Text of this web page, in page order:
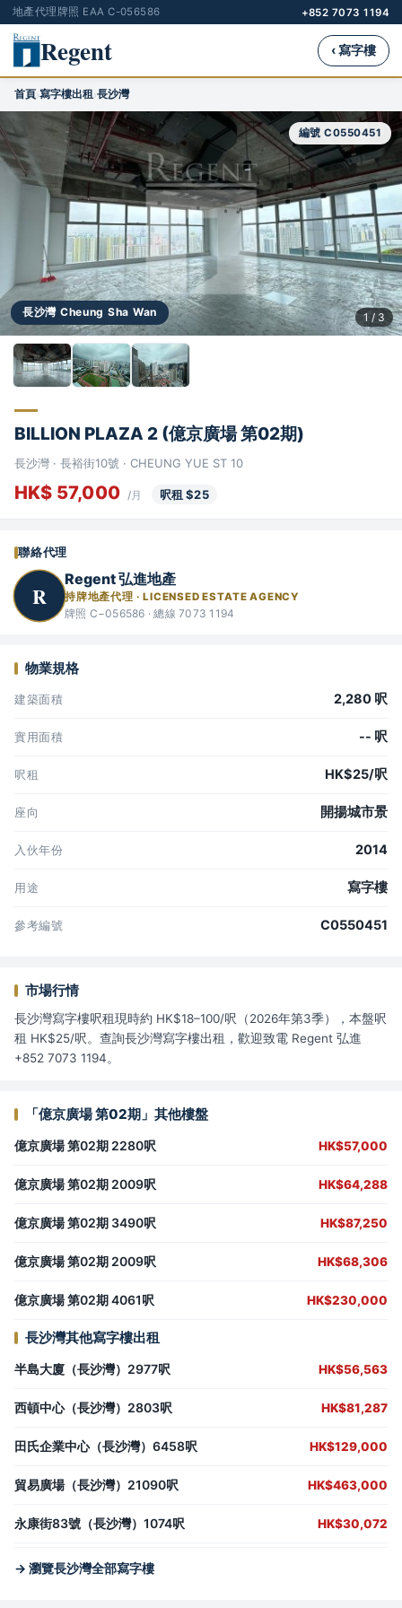
地產代理牌照 EAA C-056586 +852 7073 1194
Regent ‹ 寫字樓
首頁›寫字樓出租›長沙灣
長沙灣 Cheung Sha Wan
編號 C0550451
1 / 3
BILLION PLAZA 2 (億京廣場 第02期)
長沙灣 · 長裕街10號 · CHEUNG YUE ST 10
HK$ 57,000 /月 呎租 $25
聯絡代理
R
Regent 弘進地產
持牌地產代理 · LICENSED ESTATE AGENCY
牌照 C−056586 · 總線 7073 1194
物業規格
建築面積 2,280 呎
實用面積 -- 呎
呎租 HK$25/呎
座向 開揚城市景
入伙年份 2014
用途 寫字樓
參考編號 C0550451
市場行情
長沙灣寫字樓呎租現時約 HK$18–100/呎（2026年第3季），本盤呎
租 HK$25/呎。查詢長沙灣寫字樓出租，歡迎致電 Regent 弘進
+852 7073 1194。
「億京廣場 第02期」其他樓盤
億京廣場 第02期 2280呎 HK$57,000
億京廣場 第02期 2009呎 HK$64,288
億京廣場 第02期 3490呎 HK$87,250
億京廣場 第02期 2009呎 HK$68,306
億京廣場 第02期 4061呎 HK$230,000
長沙灣其他寫字樓出租
半島大廈（長沙灣）2977呎 HK$56,563
西頓中心（長沙灣）2803呎 HK$81,287
田氏企業中心（長沙灣）6458呎 HK$129,000
貿易廣場（長沙灣）21090呎 HK$463,000
永康街83號（長沙灣）1074呎 HK$30,072
→ 瀏覽長沙灣全部寫字樓